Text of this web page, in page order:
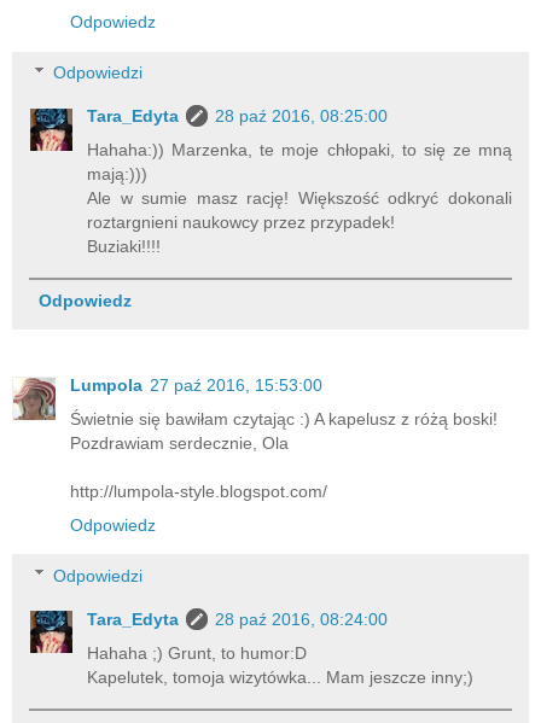
Odpowiedz
Odpowiedzi
Tara_Edyta
28 paź 2016, 08:25:00
Hahaha:)) Marzenka, te moje chłopaki, to się ze mną
mają:)))
Ale w sumie masz rację! Większość odkryć dokonali
roztargnieni naukowcy przez przypadek!
Buziaki!!!!
Odpowiedz
Lumpola 27 paź 2016, 15:53:00
Świetnie się bawiłam czytając :) A kapelusz z różą boski!
Pozdrawiam serdecznie, Ola
http://lumpola-style.blogspot.com/
Odpowiedz
Odpowiedzi
Tara_Edyta
28 paź 2016, 08:24:00
Hahaha ;) Grunt, to humor:D
Kapelutek, tomoja wizytówka... Mam jeszcze inny;)